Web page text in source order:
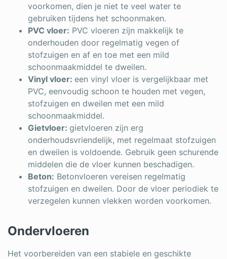
voorkomen, dien je niet te veel water te
gebruiken tijdens het schoonmaken.
PVC vloer: PVC vloeren zijn makkelijk te
onderhouden door regelmatig vegen of
stofzuigen en af en toe met een mild
schoonmaakmiddel te dweilen.
Vinyl vloer: een vinyl vloer is vergelijkbaar met
PVC, eenvoudig schoon te houden met vegen,
stofzuigen en dweilen met een mild
schoonmaakmiddel.
Gietvloer: gietvloeren zijn erg
onderhoudsvriendelijk, met regelmaat stofzuigen
en dweilen is voldoende. Gebruik geen schurende
middelen die de vloer kunnen beschadigen.
Beton: Betonvloeren vereisen regelmatig
stofzuigen en dweilen. Door de vloer periodiek te
verzegelen kunnen vlekken worden voorkomen.
Ondervloeren
Het voorbereiden van een stabiele en geschikte